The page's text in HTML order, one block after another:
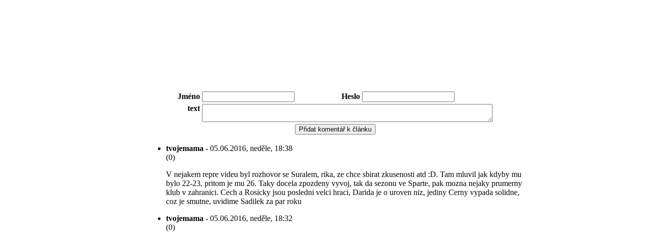
Jméno
Heslo
text
tvojemama - 05.06.2016, neděle, 18:38
(0)
V nejakem repre videu byl rozhovor se Suralem, rika, ze chce sbirat zkusenosti atd :D. Tam mluvil jak kdyby mu
bylo 22-23, pritom je mu 26. Taky docela zpozdeny vyvoj, tak da sezonu ve Sparte, pak mozna nejaky prumerny
klub v zahranici. Cech a Rosicky jsou posledni velci hraci, Darida je o uroven niz, jediny Cerny vypada solidne,
coz je smutne, uvidime Sadilek za par roku
tvojemama - 05.06.2016, neděle, 18:32
(0)